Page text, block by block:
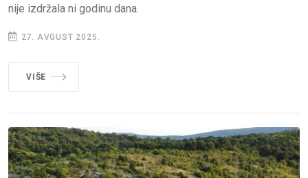
nije izdržala ni godinu dana.
27. AVGUST 2025.
VIŠE